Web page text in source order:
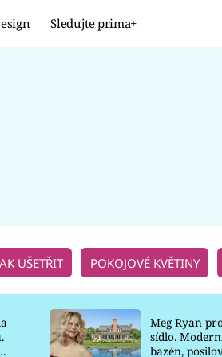
Sledujte prima+
UŠETŘIT POKOJOVÉ KVĚTINY
Meg Ryan
sídlo.
bazén,